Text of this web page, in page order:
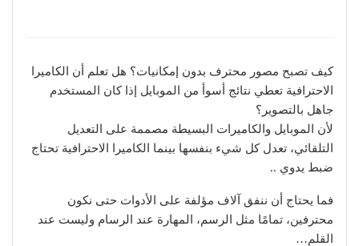
كيف تصبح مصور محترف بدون إمكانيات؟ هل تعلم أن الكاميرا
الاحترافية تعطي نتائج أسوأ من الموبايل إذا كان المستخدم
جاهل بالتصوير؟
لأن الموبايل والكاميرات البسيطة مصممة على التعديل
التلقائي، تعدل كل شيء بنفسها بينما الكاميرا الاحترافية تحتاج
ضبط يدوي ..
فما يحتاج أن ننفق آلاف مؤلفة على الأدوات حتى نكون
محترفين، تمامًا مثل الرسم، المهارة عند الرسام وليست عند
القلم…